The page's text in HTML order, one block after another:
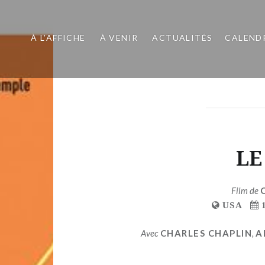
À L’AFFICHE À VENIR ACTUALITÉS
Film de
USA
Avec CHARLES CHAPLIN